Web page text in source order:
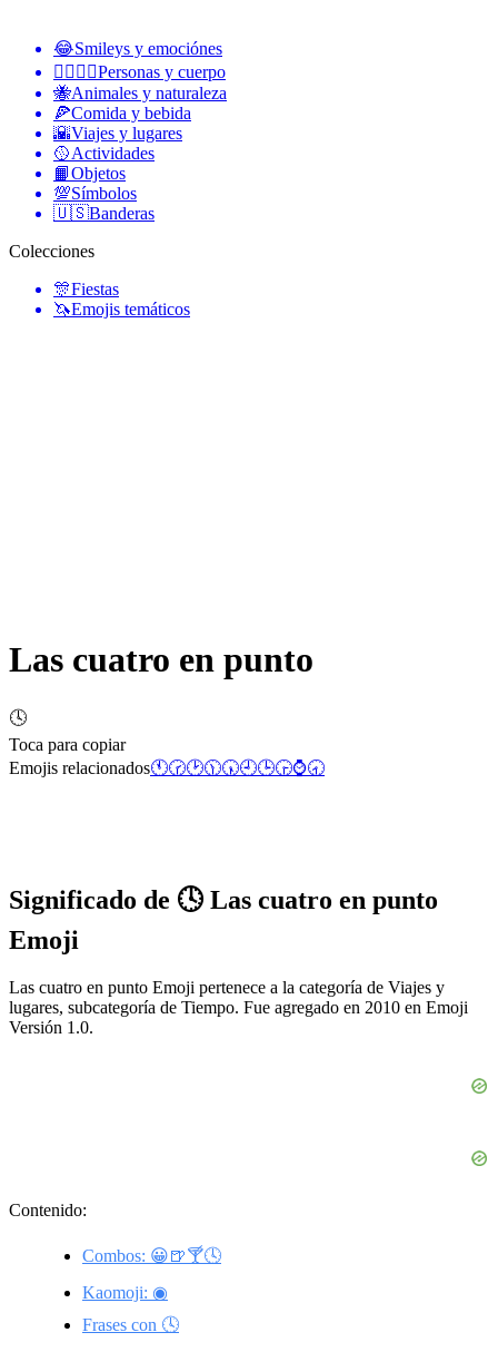
😂Smileys y emociónes
👩‍❤️‍💋‍👨Personas y cuerpo
🐝Animales y naturaleza
🍕Comida y bebida
🌇Viajes y lugares
🥎Actividades
📙Objetos
💯Símbolos
🇺🇸Banderas
Colecciones
🎊Fiestas
🦄Emojis temáticos
Las cuatro en punto
🕓
Toca para copiar
Emojis relacionados🕚🕝🕑🕦🕠🕘🕒🕞⌚🕣
Significado de 🕓 Las cuatro en punto
Emoji
Las cuatro en punto Emoji pertenece a la categoría de Viajes y
lugares, subcategoría de Tiempo. Fue agregado en 2010 en Emoji
Versión 1.0.
Contenido:
Combos: 😀🍺🍸🕓
Kaomoji: ◉
Frases con 🕓